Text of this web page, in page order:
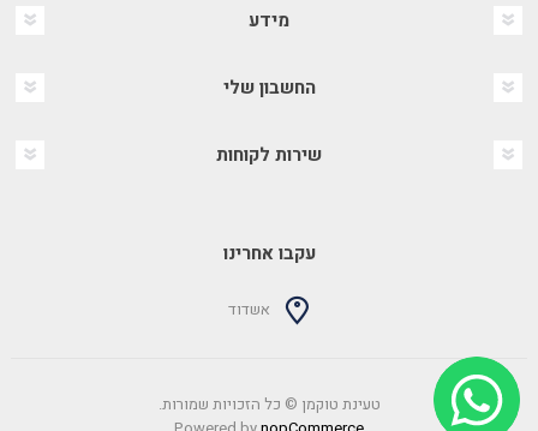
מידע
החשבון שלי
שירות לקוחות
עקבו אחרינו
אשדוד
טעינת טוקמן © כל הזכויות שמורות.